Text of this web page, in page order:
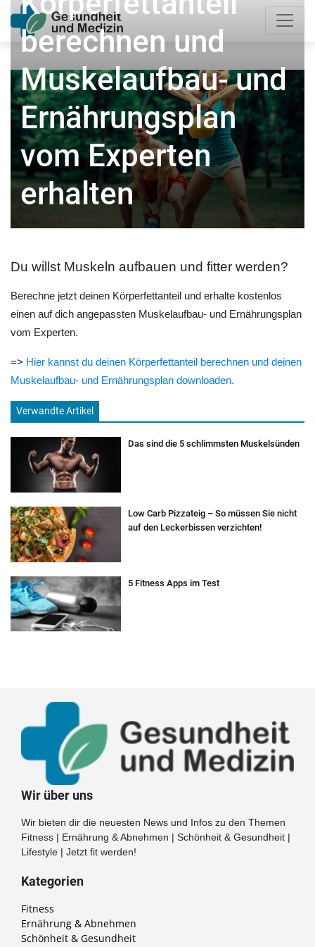
berechnen und
Muskelaufbau- und
Ernährungsplan
vom Experten
erhalten
Du willst Muskeln aufbauen und fitter werden?
Berechne jetzt deinen Körperfettanteil und erhalte kostenlos
einen auf dich angepassten Muskelaufbau- und Ernährungsplan
vom Experten.
=> Hier kannst du deinen Körperfettanteil berechnen und deinen
Muskelaufbau- und Ernährungsplan downloaden.
Verwandte Artikel
Das sind die 5 schlimmsten Muskelsünden
Low Carb Pizzateig – So müssen Sie nicht
auf den Leckerbissen verzichten!
5 Fitness Apps im Test
Wir über uns
Wir bieten dir die neuesten News und Infos zu den Themen
Fitness | Ernährung & Abnehmen | Schönheit & Gesundheit |
Lifestyle | Jetzt fit werden!
Kategorien
Fitness
Ernährung & Abnehmen
Schönheit & Gesundheit